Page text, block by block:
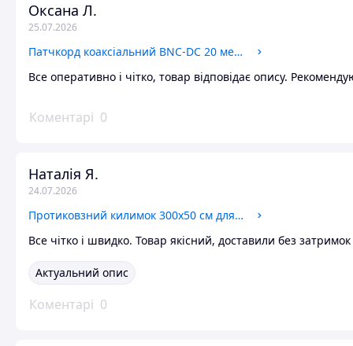
Оксана Л.
25.07.2026
Патчкорд коаксіальний BNC-DC 20 метрів чорний із високоякісної міді для відеоспостереження
Все оперативно і чітко, товар відповідає опису.
Коментарі 0
Наталія Я.
24.07.2026
Протиковзний килимок 300х50 см для шафи пластик білий Ruhhy GR-7324
Все чітко і швидко. Товар якісний, доставили без затримок
Актуальний опис
Коментарі 0